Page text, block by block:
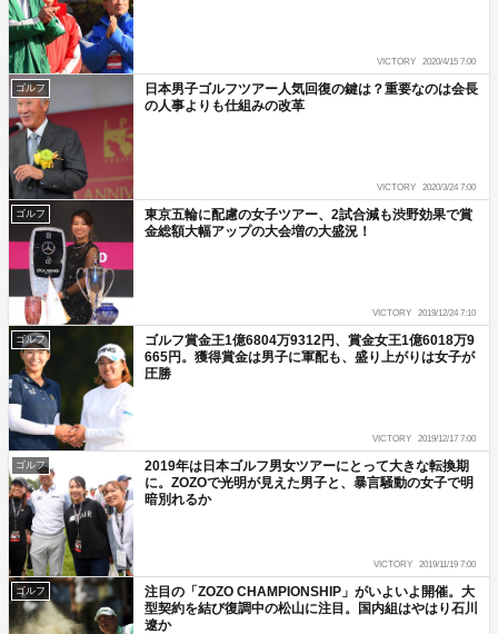
VICTORY 2020/4/15 7:00
ゴルフ
日本男子ゴルフツアー人気回復の鍵は？重要なのは会長
の人事よりも仕組みの改革
VICTORY 2020/3/24 7:00
ゴルフ
東京五輪に配慮の女子ツアー、2試合減も渋野効果で賞
金総額大幅アップの大会増の大盛況！
VICTORY 2019/12/24 7:10
ゴルフ
ゴルフ賞金王1億6804万9312円、賞金女王1億6018万9
665円。獲得賞金は男子に軍配も、盛り上がりは女子が
圧勝
VICTORY 2019/12/17 7:00
ゴルフ
2019年は日本ゴルフ男女ツアーにとって大きな転換期
に。ZOZOで光明が見えた男子と、暴言騒動の女子で明
暗別れるか
VICTORY 2019/11/19 7:00
ゴルフ
注目の「ZOZO CHAMPIONSHIP」がいよいよ開催。大
型契約を結び復調中の松山に注目。国内組はやはり石川
遼か